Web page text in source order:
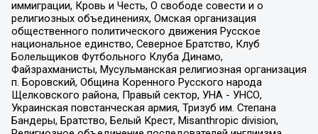
иммиграции, Кровь и Честь, О свободе совести и о
религиозных объединениях, Омская организация
общественного политического движения Русское
национальное единство, Северное Братство, Клуб
Болельщиков Футбольного Клуба Динамо,
Файзрахманисты, Мусульманская религиозная организация
п. Боровский, Община Коренного Русского народа
Щелковского района, Правый сектор, УНА - УНСО,
Украинская повстанческая армия, Тризуб им. Степана
Бандеры, Братство, Белый Крест, Misanthropic division,